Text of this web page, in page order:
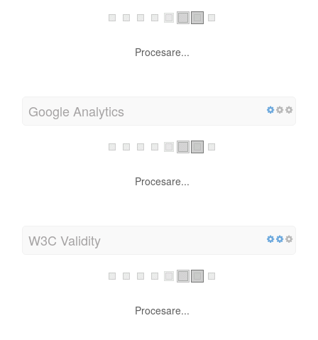
Procesare...
Google Analytics
Procesare...
W3C Validity
Procesare...